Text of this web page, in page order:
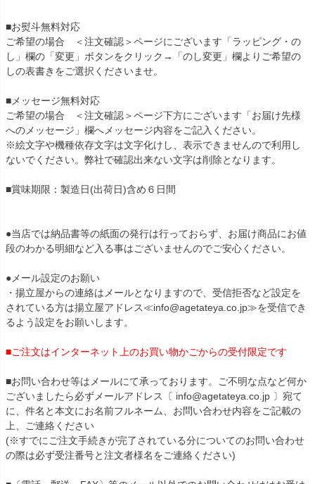
■お熨斗無料対応
ご希望の場合 ＜注文確認＞ページにございます「ラッピング・の
し」欄の「変更」ボタンをクリック→「のし変更」欄よりご希望の
しの表書きをご選択くださいませ。
■メッセージ無料対応
ご希望の場合 ＜注文確認＞ページ下方にございます「お届け先様
へのメッセージ」欄へメッセージ内容をご記入ください。
※絵文字や機種依存文字は文字化けし、表示できませんので利用し
ないでください。弊社で確認出来ない文字は削除となります。
■賞味期限：製造日(出荷日)含め６日間
●当店では納品書等の紙面の発行は行っておらず、お届け商品にお値
段のわかる明細など入る事はございませんのでご安心ください。
●メール設定のお願い
・揚立屋からの連絡はメールとなりますので、受信拒否など設定を
されている方は揚立屋アドレス≪info@agetateya.co.jp≫を受信でき
るよう設定をお願いします。
■ご注文はインターネット上のお買い物かごからの受付限定です
■お問い合わせ等はメールにて承っております。ご不明な点など何か
ございましたら必ずメールアドレス〔 info@agetateya.co.jp 〕宛て
に、件名と本文にお名前フルネーム、お問い合わせ内容をご記載の
上、ご連絡ください
(※すでにご注文手続きが完了されている分についてのお問い合わせ
の際は必ず受注番号と注文者様名をご連絡ください)